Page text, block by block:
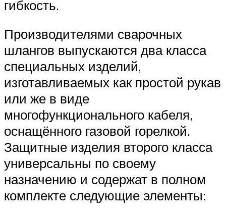
гибкость.
Производителями сварочных
шлангов выпускаются два класса
специальных изделий,
изготавливаемых как простой рукав
или же в виде
многофункционального кабеля,
оснащённого газовой горелкой.
Защитные изделия второго класса
универсальны по своему
назначению и содержат в полном
комплекте следующие элементы: